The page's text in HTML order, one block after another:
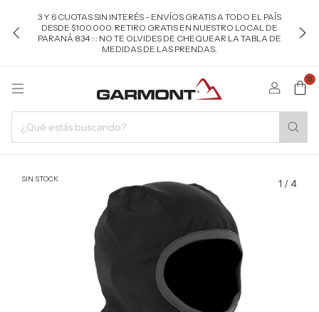
3 Y 6 CUOTAS SIN INTERÉS - ENVÍOS GRATIS A TODO EL PAÍS
DESDE $100.000. RETIRO GRATIS EN NUESTRO LOCAL DE
PARANÁ 834 ::: NO TE OLVIDES DE CHEQUEAR LA TABLA DE
MEDIDAS DE LAS PRENDAS.
0
SIN STOCK 1 /4